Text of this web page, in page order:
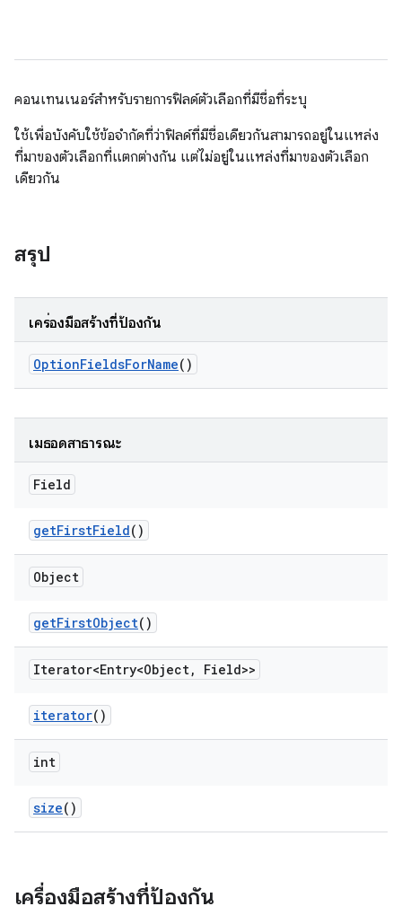
คอนเทนเนอร์สำหรับรายการฟิลด์ตัวเลือกที่มีชื่อที่ระบุ
ใช้เพื่อบังคับใช้ข้อจำกัดที่ว่าฟิลด์ที่มีชื่อเดียวกันสามารถอยู่ในแหล่ง
ที่มาของตัวเลือกที่แตกต่างกัน แต่ไม่อยู่ในแหล่งที่มาของตัวเลือก
เดียวกัน
สรุป
เครื่องมือสร้างที่ป้องกัน
OptionFieldsForName()
เมธอดสาธารณะ
Field
getFirstField()
Object
getFirstObject()
Iterator<Entry<Object, Field>>
iterator()
int
size()
เครื่องมือสร้างที่ป้องกัน